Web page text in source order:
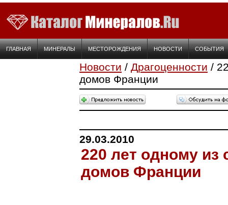
ГЛАВНАЯ МИНЕРАЛЫ МЕСТОРОЖДЕНИЯ НОВОСТИ СОБЫТИЯ
Новости / Драгоценности /
домов Франции
29.03.2010
220 лет одному
домов Франции